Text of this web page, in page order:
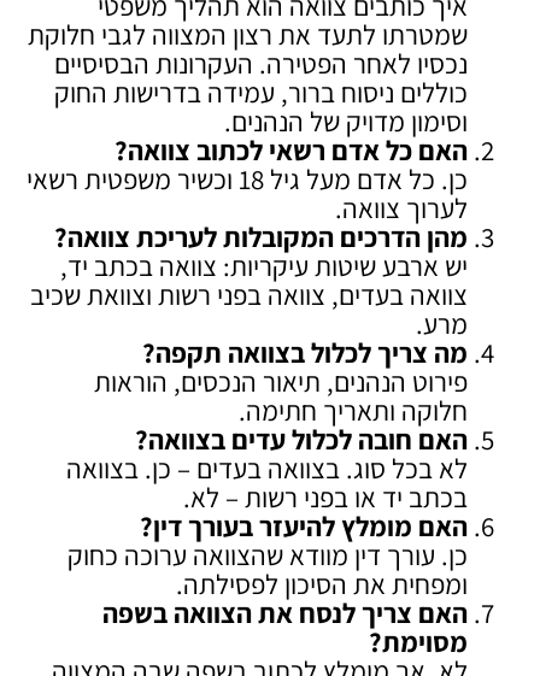
שמטרתו לתעד את רצון המצווה לגבי חלוקת
נכסיו לאחר הפטירה. העקרונות הבסיסיים
כוללים ניסוח ברור, עמידה בדרישות החוק
וסימון מדויק של הנהנים.
האם כל אדם רשאי לכתוב צוואה?
כן. כל אדם מעל גיל 18 וכשיר משפטית רשאי
לערוך צוואה.
מהן הדרכים המקובלות לעריכת צוואה?
יש ארבע שיטות עיקריות: צוואה בכתב יד,
צוואה בעדים, צוואה בפני רשות וצוואת שכיב
מרע.
מה צריך לכלול בצוואה תקפה?
פירוט הנהנים, תיאור הנכסים, הוראות
חלוקה ותאריך חתימה.
האם חובה לכלול עדים בצוואה?
לא בכל סוג. בצוואה בעדים – כן. בצוואה
בכתב יד או בפני רשות – לא.
האם מומלץ להיעזר בעורך דין?
כן. עורך דין מוודא שהצוואה ערוכה כחוק
ומפחית את הסיכון לפסילתה.
האם צריך לנסח את הצוואה בשפה
מסוימת?